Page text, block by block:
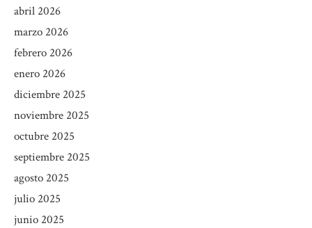
abril 2026
marzo 2026
febrero 2026
enero 2026
diciembre 2025
noviembre 2025
octubre 2025
septiembre 2025
agosto 2025
julio 2025
junio 2025